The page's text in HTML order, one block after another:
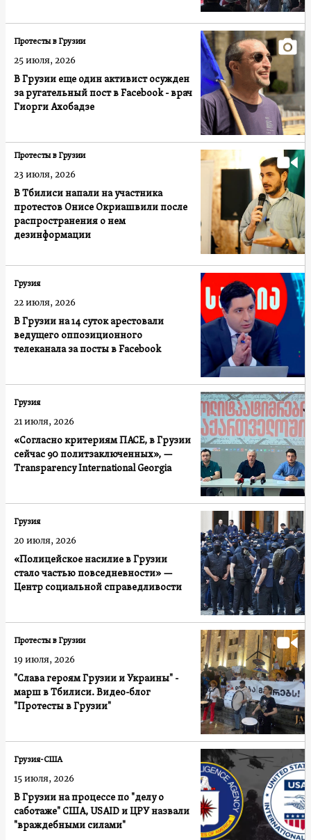
В Грузии еще один активист осужден
за ругательный пост в Facebook - врач
Гиорги Ахобадзе
Протесты в Грузии
25 июля, 2026
В Тбилиси напали на участника
протестов Онисе Окриашвили после
распространения о нем
дезинформации
Протесты в Грузии
23 июля, 2026
В Грузии на 14 суток арестовали
ведущего оппозиционного
телеканала за посты в Facebook
Грузия
22 июля, 2026
«Согласно критериям ПАСЕ, в Грузии
сейчас 90 политзаключенных», —
Transparency International Georgia
Грузия
21 июля, 2026
«Полицейское насилие в Грузии
стало частью повседневности» —
Центр социальной справедливости
Грузия
20 июля, 2026
"Слава героям Грузии и Украины" -
марш в Тбилиси. Видео-блог
"Протесты в Грузии"
Протесты в Грузии
19 июля, 2026
В Грузии на процессе по "делу о
саботаже" США, USAID и ЦРУ назвали
"враждебными силами"
Грузия-США
15 июля, 2026